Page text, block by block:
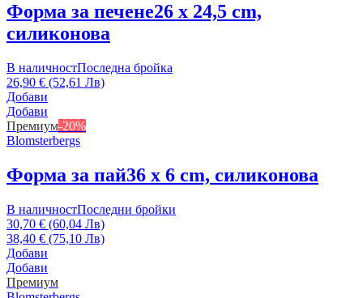
Форма за печене26 x 24,5 cm,
силиконова
В наличностПоследна бройка
26,90 € (52,61 Лв)
Добави
Добави
Премиум-20%
Blomsterbergs
Форма за пай36 x 6 cm, силиконова
В наличностПоследни бройки
30,70 € (60,04 Лв)
38,40 € (75,10 Лв)
Добави
Добави
Премиум